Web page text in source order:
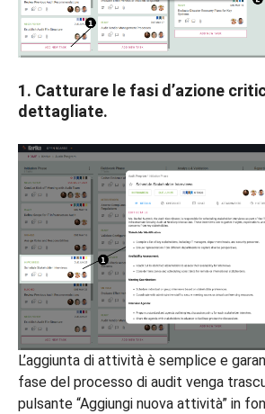
1. Catturare le fasi d’azione
dettagliate.
L’aggiunta di attività è semplice e
fase del processo di audit venga
pulsante “Aggiungi nuova attività” in